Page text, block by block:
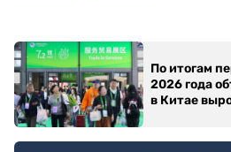
По итогам
2026 года
в Китае